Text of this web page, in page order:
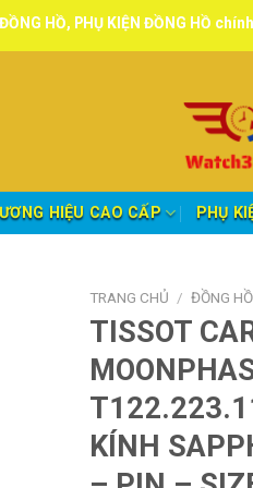
KIỆN ĐỒNG HỒ chính hãng,
HIỆU CAO CẤP PHỤ
TRANG CHỦ / ĐỒNG
TISSOT
KÍNH